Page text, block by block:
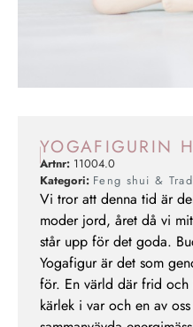
YOGAFIGURIN
Artnr: 11004.0
Kategori: Feng shui &
Vi tror att denna tid är
moder jord, året då vi
står upp för det goda.
Yogafigur är det som
för. En värld där frid
kärlek i var och en av